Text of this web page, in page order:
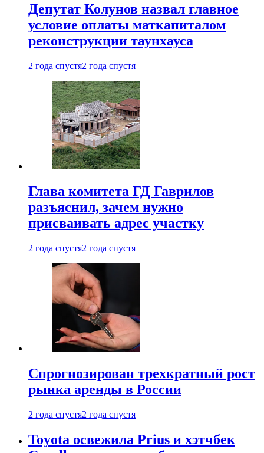
Депутат Колунов назвал главное
условие оплаты маткапиталом
реконструкции таунхауса
2 года спустя2 года спустя
Глава комитета ГД Гаврилов
разъяснил, зачем нужно
присваивать адрес участку
2 года спустя2 года спустя
Спрогнозирован трехкратный рост
рынка аренды в России
2 года спустя2 года спустя
Toyota освежила Prius и хэтчбек